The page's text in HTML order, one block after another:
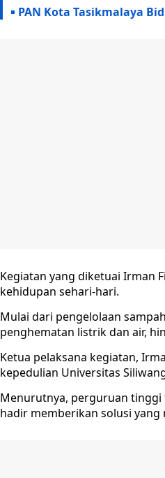
PAN Kota Tasikmalaya
Kegiatan yang diketuai Irman
kehidupan sehari-hari.
Mulai dari pengelolaan
penghematan listrik dan air,
Ketua pelaksana kegiatan,
kepedulian Universitas
Menurutnya, perguruan tinggi
hadir memberikan solusi